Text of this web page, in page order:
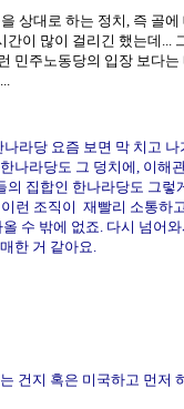
상대로 하는 정치, 즉 골에
이 많이 걸리긴 했는데...
민주노동당의 입장 보다는
라당 요즘 보면 막 치고 나
나라당도 그 덩치에, 이해
의 집합인 한나라당도 그렇
런 조직이 재빨리 소통하
수 밖에 없죠. 다시 넘어와
한 거 같아요.
건지 혹은 미국하고 먼저